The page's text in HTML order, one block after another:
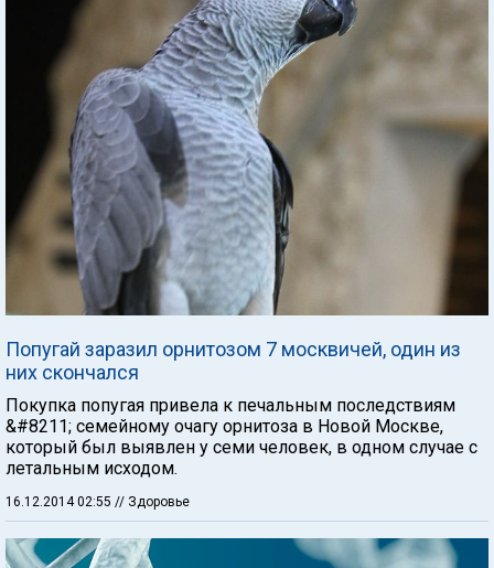
Попугай заразил орнитозом 7 москвичей, один из
них скончался
Покупка попугая привела к печальным последствиям
&#8211; семейному очагу орнитоза в Новой Москве,
который был выявлен у семи человек, в одном случае с
летальным исходом.
16.12.2014 02:55 // Здоровье